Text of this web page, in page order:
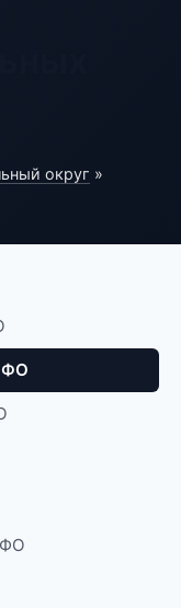
округ »
ФО
ФО